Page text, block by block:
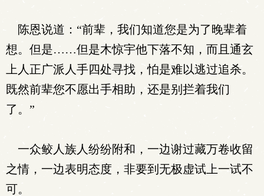
陈恩说道：“前辈，我们知道您是为了晚辈着
想。但是……但是木惊宇他下落不知，而且通玄
上人正广派人手四处寻找，怕是难以逃过追杀。
既然前辈您不愿出手相助，还是别拦着我们
了。”
一众鲛人族人纷纷附和，一边谢过藏万卷收留
之情，一边表明态度，非要到无极虚试上一试不
可。